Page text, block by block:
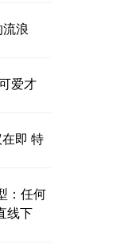
浪
爱才
即 特
：任何
线下